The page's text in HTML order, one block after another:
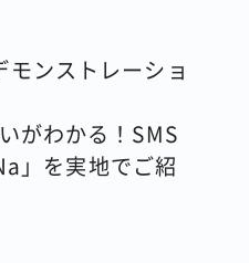
モンストレーショ
がわかる！SMS
」を実地でご紹